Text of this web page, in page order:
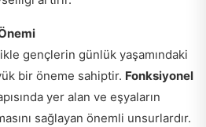
gençlerin günlük yaşamındaki
bir öneme sahiptir. Fonksiyonel
yer alan ve eşyaların
sağlayan önemli unsurlardır.